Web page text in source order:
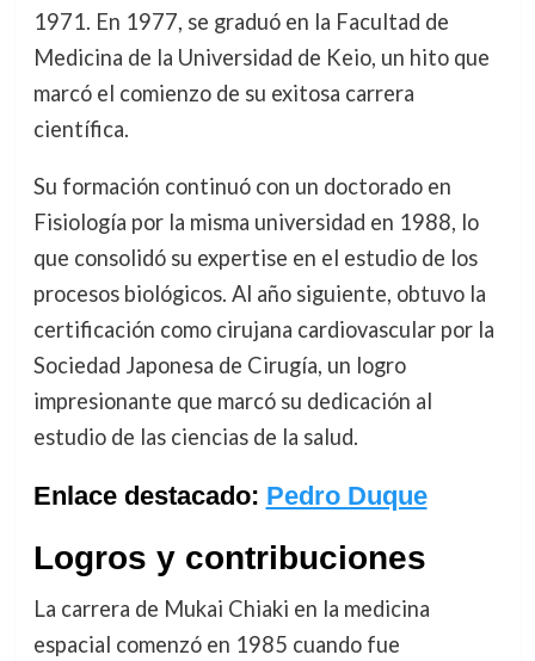
1971. En 1977, se graduó en la Facultad de
Medicina de la Universidad de Keio, un hito que
marcó el comienzo de su exitosa carrera
científica.
Su formación continuó con un doctorado en
Fisiología por la misma universidad en 1988, lo
que consolidó su expertise en el estudio de los
procesos biológicos. Al año siguiente, obtuvo la
certificación como cirujana cardiovascular por la
Sociedad Japonesa de Cirugía, un logro
impresionante que marcó su dedicación al
estudio de las ciencias de la salud.
Enlace destacado: Pedro Duque
Logros y contribuciones
La carrera de Mukai Chiaki en la medicina
espacial comenzó en 1985 cuando fue